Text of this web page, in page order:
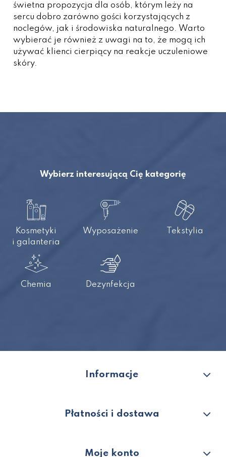
świetna propozycja dla osób, którym leży na
sercu dobro zarówno gości korzystających z
noclegów, jak i środowiska naturalnego. Warto
wybierać je również z uwagi na to, że mogą ich
używać klienci cierpiący na reakcje uczuleniowe
skóry.
Wybierz interesującą Cię kategorię
Kosmetyki
i galanteria
Wyposażenie Tekstylia
Chemia Dezynfekcja
Informacje
Płatności i dostawa
Moje konto